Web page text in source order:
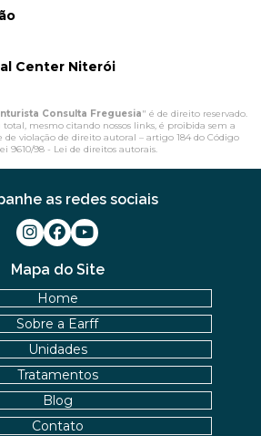
Center Niterói
Consulta Freguesia" é de direito reservado.
mesmo citando nossos links, é proibida sem a
violação de direito autoral – artigo 184 do Código
9610/98 - Lei de direitos autorais.
Mapa do Site
Home
Sobre a Earff
Unidades
Tratamentos
Blog
Contato
as redes sociais